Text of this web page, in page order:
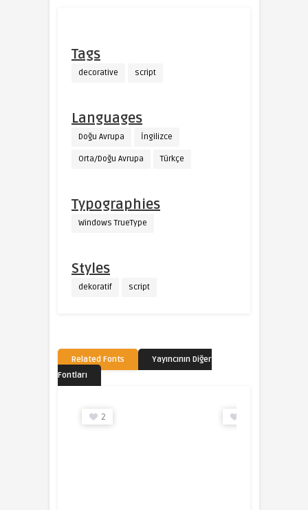
Tags
decorative script
Languages
Doğu Avrupa İngilizce
Orta/Doğu Avrupa Türkçe
Typographies
Windows TrueType
Styles
dekoratif script
Related Fonts
Yayıncının Diğer
Fontları
2